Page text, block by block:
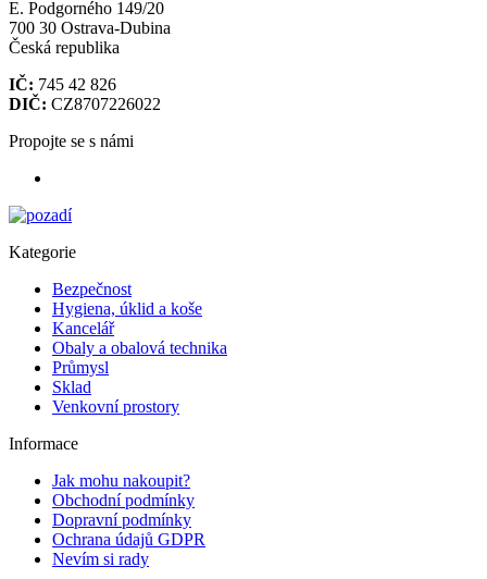
E. Podgorného 149/20
700 30 Ostrava-Dubina
Česká republika
IČ: 745 42 826
DIČ: CZ8707226022
Propojte se s námi
Kategorie
Bezpečnost
Hygiena, úklid a koše
Kancelář
Obaly a obalová technika
Průmysl
Sklad
Venkovní prostory
Informace
Jak mohu nakoupit?
Obchodní podmínky
Dopravní podmínky
Ochrana údajů GDPR
Nevím si rady